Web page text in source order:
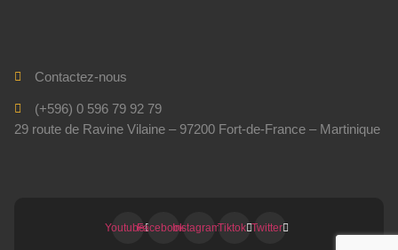
Contactez-nous
(+596) 0 596 79 92 79
29 route de Ravine Vilaine – 97200 Fort-de-France – Martinique
YoutubeFacebookInstagramTiktok Twitter